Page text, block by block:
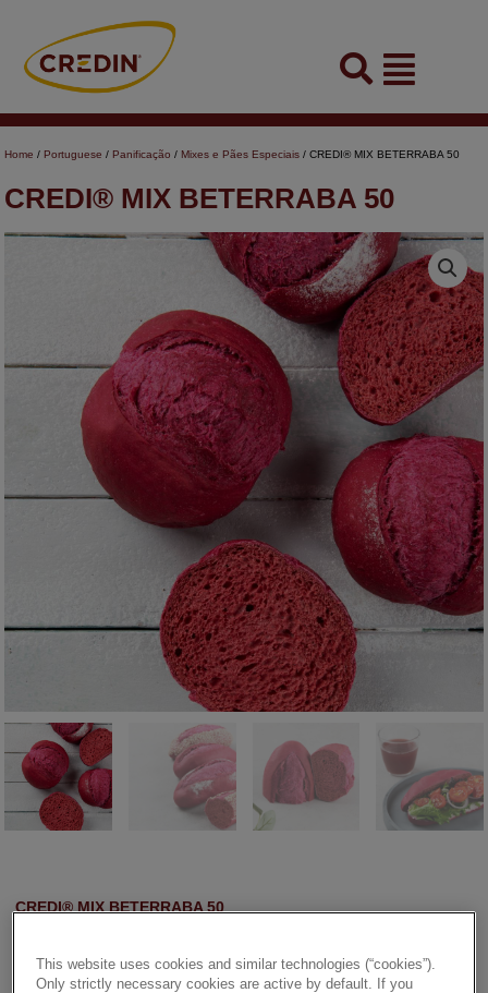
content
Flyout
Menu
Home / Portuguese / Panificação / Mixes e Pães Especiais / CREDI® MIX BETERRABA 50
CREDI® MIX BETERRABA 50
CREDI® MIX BETERRABA 50
fabrico de vários tipos de pão.
This website uses cookies and similar technologies (“cookies”).
Only strictly necessary cookies are active by default. If you